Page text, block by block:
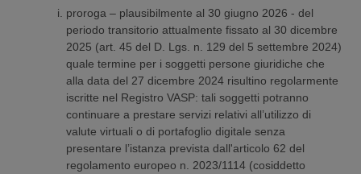
proroga – plausibilmente al 30 giugno 2026 - del
periodo transitorio attualmente fissato al 30 dicembre
2025 (art. 45 del D. Lgs. n. 129 del 5 settembre 2024)
quale termine per i soggetti persone giuridiche che
alla data del 27 dicembre 2024 risultino regolarmente
iscritte nel Registro VASP: tali soggetti potranno
continuare a prestare servizi relativi all’utilizzo di
valute virtuali o di portafoglio digitale senza
presentare l’istanza prevista dall'articolo 62 del
regolamento europeo n. 2023/1114 (cosiddetto